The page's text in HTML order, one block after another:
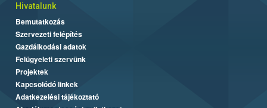
Hivatalunk
Bemutatkozás
Szervezeti felépítés
Gazdálkodási adatok
Felügyeleti szervünk
Projektek
Kapcsolódó linkek
Adatkezelési tájékoztató